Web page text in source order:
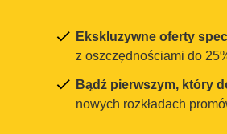
Ekskluzywne oferty
z oszczędnościami do
Bądź pierwszym, który
nowych rozkładach